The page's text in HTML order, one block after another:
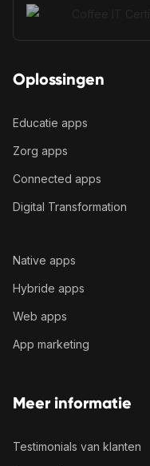
Oplossingen
Educatie apps
Zorg apps
Connected apps
Digital Transformation
Native apps
Hybride apps
Web apps
App marketing
Meer informatie
Testimonials van klanten